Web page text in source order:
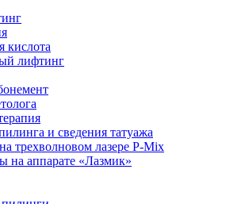
кислота
лифтинг
и сведения татуажа
трехволновом лазере P-Mix
на аппарате «Лазмик»